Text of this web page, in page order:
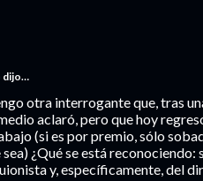
dijo…
otra interrogante que, tras
aclaró, pero que hoy
(si es por premio, sólo
¿Qué se está
y, específicamente, del